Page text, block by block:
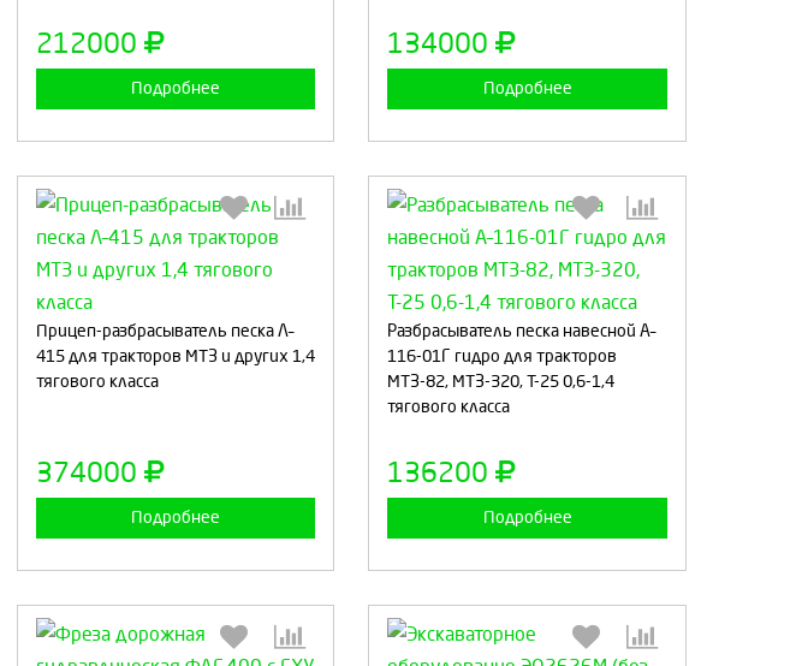
212000
Подробнее
134000
Подробнее
Прицеп-разбрасыватель песка Л–
415 для тракторов МТЗ и других 1,4
тягового класса
374000
Подробнее
Выберите количество:
Разбрасыватель песка навесной А–
116-01Г гидро для тракторов
МТЗ-82, МТЗ-320, Т-25 0,6-1,4
тягового класса
136200
Подробнее
Выберите количество: